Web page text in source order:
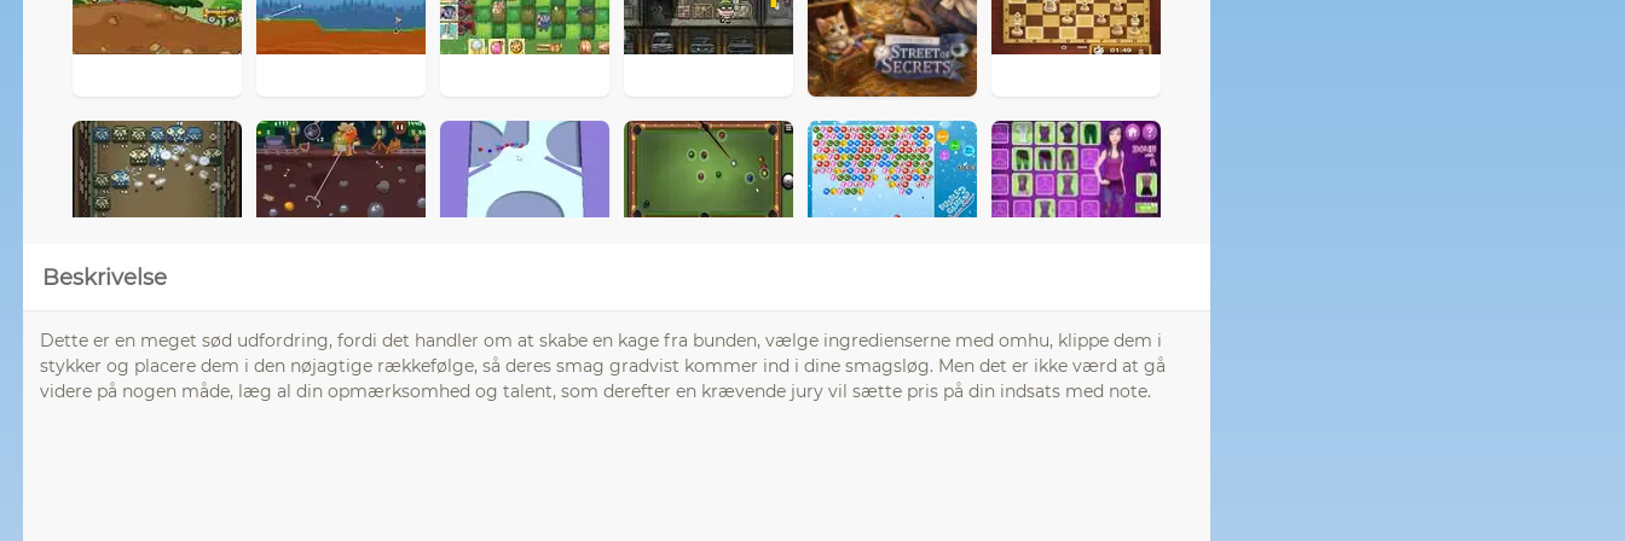
Beskrivelse
Dette er en meget sød udfordring, fordi det handler om at skabe en kage fra bunden, vælge ingredienserne med omhu, klippe dem i
stykker og placere dem i den nøjagtige rækkefølge, så deres smag gradvist kommer ind i dine smagsløg. Men det er ikke værd at gå
videre på nogen måde, læg al din opmærksomhed og talent, som derefter en krævende jury vil sætte pris på din indsats med note.